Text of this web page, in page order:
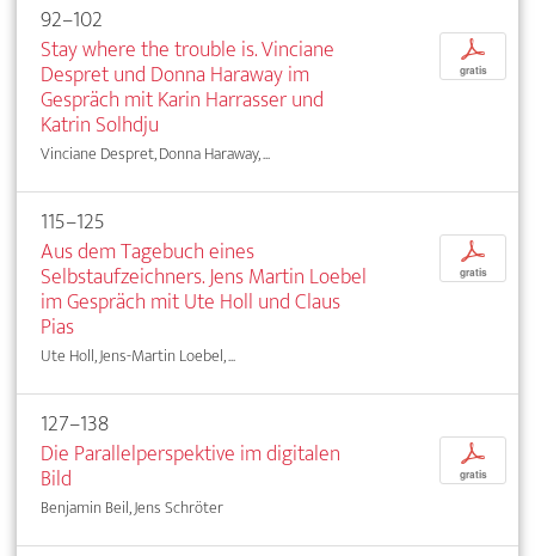
92–102
Stay where the trouble is. Vinciane
Despret und Donna Haraway im
Gespräch mit Karin Harrasser und
Katrin Solhdju
Vinciane Despret, Donna Haraway, ...
p
gratis
115–125
Aus dem Tagebuch eines
Selbstaufzeichners. Jens Martin Loebel
im Gespräch mit Ute Holl und Claus
Pias
Ute Holl, Jens-Martin Loebel, ...
p
gratis
127–138
Die Parallelperspektive im digitalen
Bild
Benjamin Beil, Jens Schröter
p
gratis